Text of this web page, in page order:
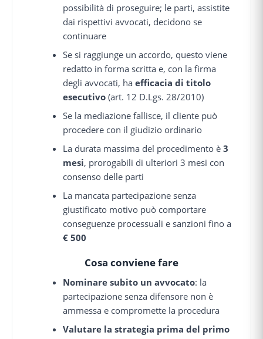
possibilità di proseguire; le parti, assistite
dai rispettivi avvocati, decidono se
continuare
Se si raggiunge un accordo, questo viene
redatto in forma scritta e, con la firma
degli avvocati, haefficacia di titolo
esecutivo (art. 12 D.Lgs. 28/2010)
Se la mediazione fallisce, il cliente può
procedere con il giudizio ordinario
La durata massima del procedimento è3
mesi, prorogabili di ulteriori 3 mesi con
consenso delle parti
La mancata partecipazione senza
giustificato motivo può comportare
conseguenze processuali e sanzioni fino a
€ 500
Cosa conviene fare
Nominare subito un avvocato: la
partecipazione senza difensore non è
ammessa e compromette la procedura
Valutare la strategia prima del primo